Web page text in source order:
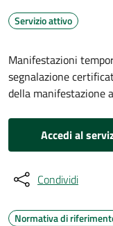
Servizio attivo
Manifestazioni
segnalazione
della manifestazione
Accedi al
Condividi
Normativa di